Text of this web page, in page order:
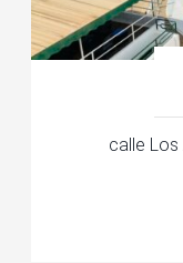
calle Los